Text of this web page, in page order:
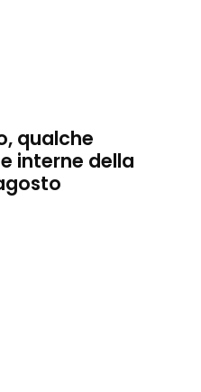
qualche
interne della